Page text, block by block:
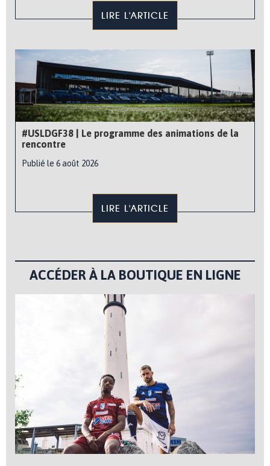
LIRE L'ARTICLE
#USLDGF38 | Le programme des animations de la
rencontre
Publié le 6 août 2026
LIRE L'ARTICLE
ACCÉDER À LA BOUTIQUE EN LIGNE